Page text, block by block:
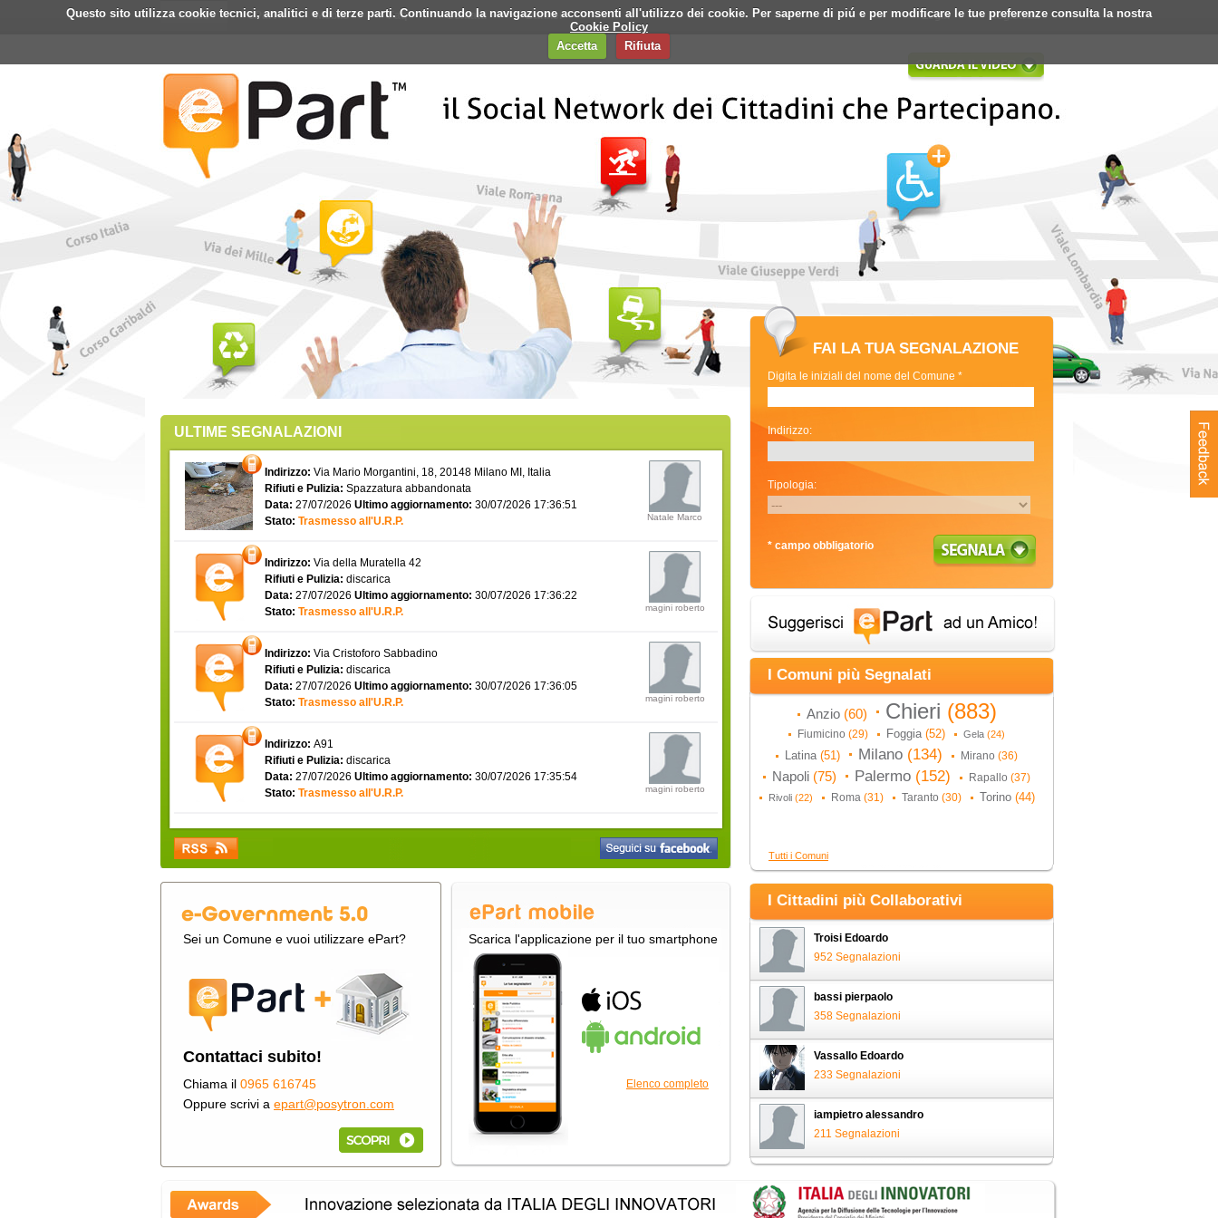
Questo sito utilizza cookie tecnici, analitici e di terze parti. Continuando la navigazione acconsenti all'utilizzo dei cookie. Per saperne di piú e per modificare le tue preferenze consulta la nostra
Cookie Policy
Accetta
Rifiuta
Home ePart Mobile Faq Contatti Banner Login Registrati
ULTIME SEGNALAZIONI
Indirizzo: Via Mario Morgantini, 18, 20148 Milano MI, Italia
Rifiuti e Pulizia: Spazzatura abbandonata
Data: 27/07/2026 Ultimo aggiornamento: 30/07/2026 17:36:51
Stato: Trasmesso all'U.R.P. Natale Marco
Indirizzo: Via della Muratella 42
Rifiuti e Pulizia: discarica
Data: 27/07/2026 Ultimo aggiornamento: 30/07/2026 17:36:22
Stato: Trasmesso all'U.R.P. magini roberto
Indirizzo: Via Cristoforo Sabbadino
Rifiuti e Pulizia: discarica
Data: 27/07/2026 Ultimo aggiornamento: 30/07/2026 17:36:05
Stato: Trasmesso all'U.R.P. magini roberto
Indirizzo: A91
Rifiuti e Pulizia: discarica
Data: 27/07/2026 Ultimo aggiornamento: 30/07/2026 17:35:54
Stato: Trasmesso all'U.R.P. magini roberto
Sei un Comune e vuoi utilizzare ePart?
Contattaci subito!
Chiama il 0965 616745
Oppure scrivi a epart@posytron.com
Scarica l'applicazione per il tuo smartphone
Elenco completo
FAI LA TUA SEGNALAZIONE
Digita le iniziali del nome del Comune *
Indirizzo:
Tipologia:
* campo obbligatorio
I Comuni più Segnalati
Anzio (60) Chieri (883)
Fiumicino (29) Foggia (52) Gela (24)
Latina (51) Milano (134) Mirano (36)
Napoli (75) Palermo (152) Rapallo (37)
Rivoli (22) Roma (31) Taranto (30) Torino (44)
Tutti i Comuni
I Cittadini più Collaborativi
Troisi Edoardo
952 Segnalazioni
bassi pierpaolo
358 Segnalazioni
Vassallo Edoardo
233 Segnalazioni
iampietro alessandro
211 Segnalazioni